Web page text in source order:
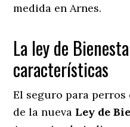
medida en Arnes.
La ley de
características
El seguro para perros
de la nueva Ley de